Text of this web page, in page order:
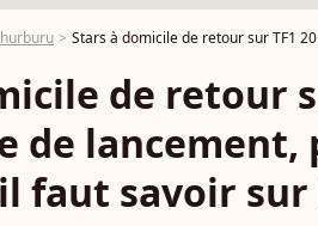
Stars à domicile de retour sur TF1 20 ans
de retour
de lancement,
faut savoir